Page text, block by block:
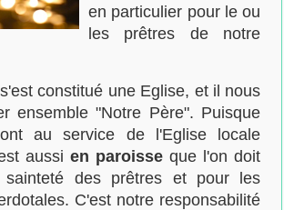
en particulier pour le ou
les prêtres de notre
constitué une Eglise, et il nous
ensemble "Notre Père". Puisque
au service de l'Eglise locale
aussien paroisse que l'on doit
des prêtres et pour les
C'est notre responsabilité